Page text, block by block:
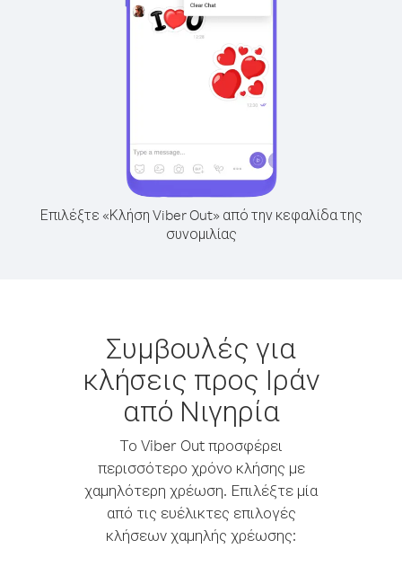
Επιλέξτε «Κλήση Viber Out» από την κεφαλίδα της
συνομιλίας
Συμβουλές για
κλήσεις προς Ιράν
από Νιγηρία
Το Viber Out προσφέρει
περισσότερο χρόνο κλήσης με
χαμηλότερη χρέωση. Επιλέξτε μία
από τις ευέλικτες επιλογές
κλήσεων χαμηλής χρέωσης: